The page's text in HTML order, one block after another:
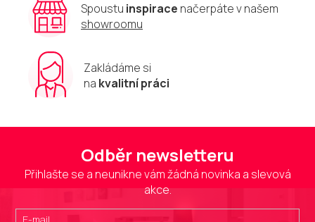
Spoustu inspirace načerpáte v našem
showroomu
Zakládáme si
na kvalitní práci
Odběr newsletteru
Přihlašte se a neunikne vám žádná novinka a slevová
akce.